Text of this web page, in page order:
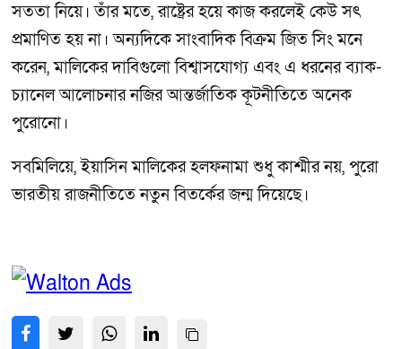
সততা নিয়ে। তাঁর মতে, রাষ্ট্রের হয়ে কাজ করলেই কেউ সৎ
প্রমাণিত হয় না। অন্যদিকে সাংবাদিক বিক্রম জিত সিং মনে
করেন, মালিকের দাবিগুলো বিশ্বাসযোগ্য এবং এ ধরনের ব্যাক-
চ্যানেল আলোচনার নজির আন্তর্জাতিক কূটনীতিতে অনেক
পুরোনো।
সবমিলিয়ে, ইয়াসিন মালিকের হলফনামা শুধু কাশ্মীর নয়, পুরো
ভারতীয় রাজনীতিতে নতুন বিতর্কের জন্ম দিয়েছে।